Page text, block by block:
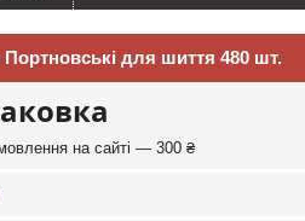
Портновські для шиття 480 шт.
на сайті — 300 ₴